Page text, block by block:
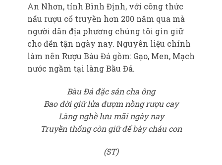
An Nhơn, tỉnh Bình Định, với công thức
nấu rượu cổ truyền hơn 200 năm qua mà
người dân địa phương chúng tôi gìn giữ
cho đến tận ngày nay. Nguyên liệu chính
làm nên Rượu Bàu Đá gồm: Gạo, Men, Mạch
nước ngầm tại làng Bầu Đá.
Bàu Đá đặc sản cha ông
Bao đời giữ lửa đượm nồng rượu cay
Làng nghề lưu mãi ngày nay
Truyền thống còn giữ để bày cháu con
(ST)